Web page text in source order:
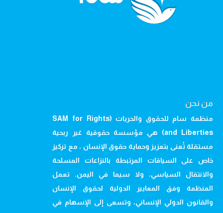
من نحن
منظمة سام للحقوق والحريات (SAM for Rights
and Liberties) هي مؤسسة حقوقية غير ربحية
مستقلة تُعنى بتعزيز وحماية حقوق الإنسان ، مع تركيز
خاص على السياقات المرتبطة بالنزاعات المسلحة
والانتقال السياسي، ولا سيما في اليمن. تعمل
المنظمة وفق المعايير الدولية لحقوق الإنسان
والقانون الدولي الإنساني، وتسعى إلى الإسهام في